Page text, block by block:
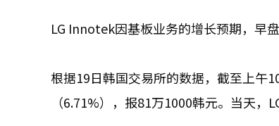
LG Innotek因基板业务的增长预期，早盘
根据19日韩国交易所的数据，截至上午
（6.71%），报81万1000韩元。当天